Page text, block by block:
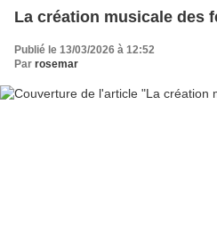
La création musicale des
Publié le 13/03/2026 à 12:52
Par rosemar